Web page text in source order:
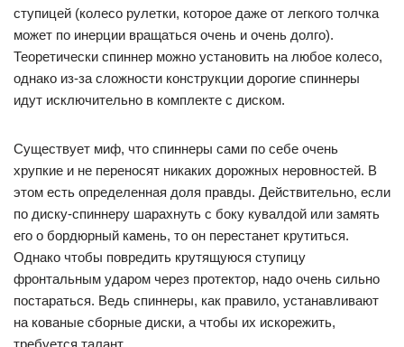
ступицей (колесо рулетки, которое даже от легкого толчка
может по инерции вращаться очень и очень долго).
Теоретически спиннер можно установить на любое колесо,
однако из-за сложности конструкции дорогие спиннеры
идут исключительно в комплекте с диском.
Существует миф, что спиннеры сами по себе очень
хрупкие и не переносят никаких дорожных неровностей. В
этом есть определенная доля правды. Действительно, если
по диску-спиннеру шарахнуть с боку кувалдой или замять
его о бордюрный камень, то он перестанет крутиться.
Однако чтобы повредить крутящуюся ступицу
фронтальным ударом через протектор, надо очень сильно
постараться. Ведь спиннеры, как правило, устанавливают
на кованые сборные диски, а чтобы их искорежить,